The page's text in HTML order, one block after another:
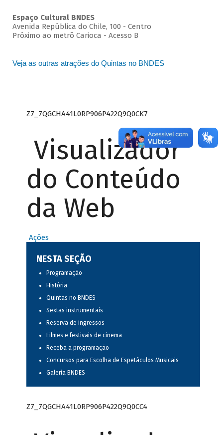
Espaço Cultural BNDES
Avenida República do Chile, 100 - Centro
Próximo ao metrô Carioca - Acesso B
Veja as outras atrações do Quintas no BNDES
Z7_7QGCHA41L0RP906P422Q9Q0CK7
Visualizador
do Conteúdo
da Web
Ações
NESTA SEÇÃO
Programação
História
Quintas no BNDES
Sextas instrumentais
Reserva de ingressos
Filmes e festivais de cinema
Receba a programação
Concursos para Escolha de Espetáculos Musicais
Galeria BNDES
Z7_7QGCHA41L0RP906P422Q9Q0CC4